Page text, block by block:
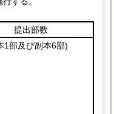
提出部数
1部及び副本6部)